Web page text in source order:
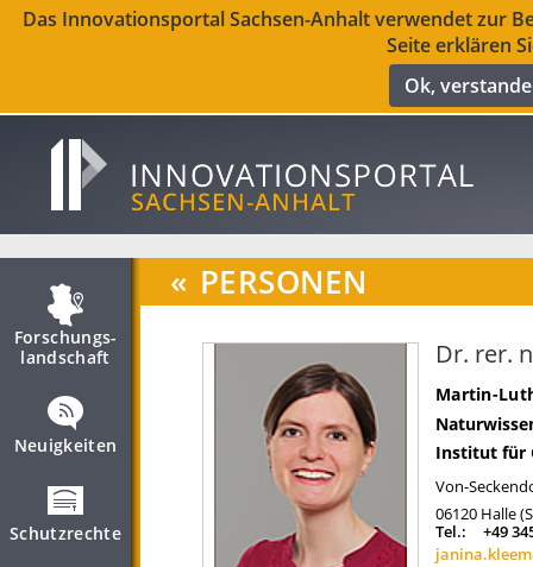
Das Innovationsportal Sachsen-Anhalt verwendet zur
Seite erklären
Ok,
Forschungs­
landschaft
Neuigkeiten
Schutzrechte
« PERSONEN
Dr. rer.
Martin-
Institut für
Von-
06120 Halle
Tel.:
+49